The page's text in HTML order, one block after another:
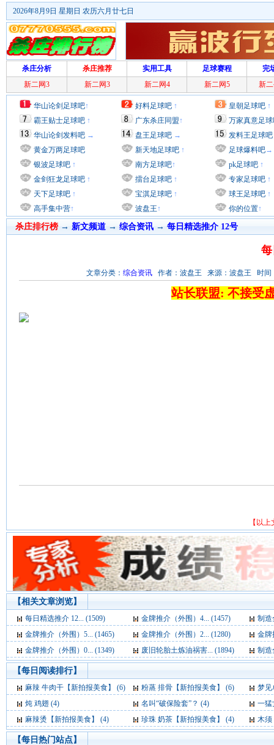
2026年8月9日 星期日 农历六月廿七日
杀庄分析 杀庄推荐 实用工具 足球赛程
完
新二网3
新二网3 新二网4 新二网5 新
华山论剑足球吧↑
霸王贴士足球吧 ↑
华山论剑发料吧 →
黄金万两足球吧
银波足球吧 ↑
金剑狂龙足球吧 ↑
天下足球吧 ↑
高手集中营↑
好料足球吧 ↑
广东杀庄同盟↑
盘王足球吧 →
新天地足球吧 ↑
南方足球吧↑
擂台足球吧 ↑
宝淇足球吧 ↑
波盘王↑
皇朝足球吧 ↑
万家真意足
发料王足球吧
足球爆料吧→
pk足球吧 ↑
专家足球吧 ↑
球王足球吧 ↑
你的位置↑
杀庄排行榜 → 新文频道→ 综合资讯 → 每日精选推介 12号
文章分类： 综合资讯 作者：波盘王 来源：波盘王 时间
站长联盟: 不接受
【以
【相关文章浏览】
每日精选推介 12... (1509) 金牌推介（外围）4... (1457)
制造
金牌推介（外围）5... (1465)
金牌推介（外围）2... (1280)
金牌
金牌推介（外围）0... (1349)
废旧轮胎土炼油祸害... (1894) 制造
【每日阅读排行】
麻辣 牛肉干【新拍报美食】 (6) 粉蒸 排骨【新拍报美食】 (6)
梦见单峰
炖 鸡翅 (4)
名叫“破保险套”？ (4)
一猛
麻辣烫【新拍报美食】 (4)
珍珠 奶茶【新拍报美食】 (4) 木须
【每日热门站点】